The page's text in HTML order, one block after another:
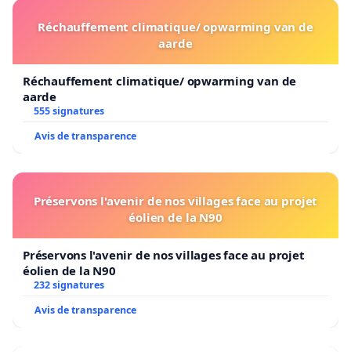
Réchauffement climatique/ opwarming van de
aarde
Réchauffement climatique/ opwarming van de
aarde
555 signatures
Avis de transparence
Préservons l'avenir de nos villages face au projet
éolien de la N90
Préservons l'avenir de nos villages face au projet
éolien de la N90
232 signatures
Avis de transparence